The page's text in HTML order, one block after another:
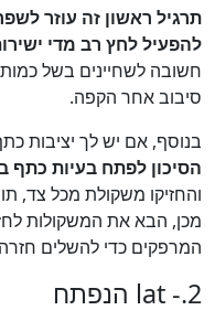
תרגיל ראשון זה עוזר
להפעיל לחץ רב מדי
חשובה לשחיינים בשל
סיבוב אחר הקפה.
בנוסף, אם יש לך יציבות
הסיכון לפתח בעיות
והחזיקו משקולת מכל צד,
מכן, הבא את המשקולות
המרפקים כדי להשלים
2.- lat הנפתח